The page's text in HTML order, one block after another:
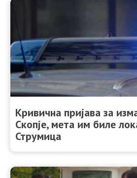
Кривична пријава за
Скопје, мета им биле
Струмица